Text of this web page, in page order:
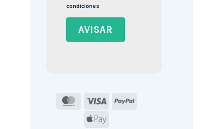
condiciones
MasterCard
Visa
PayPal
Apple